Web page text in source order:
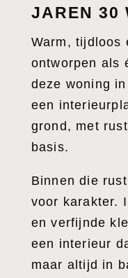
JAREN 30
Warm, tijdloos
ontworpen als
deze woning
een
grond, met
basis.
Binnen die
voor karakter.
en verfijnde
een interieur
maar altijd in